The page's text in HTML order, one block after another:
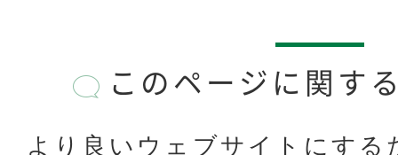
このページに関す
より良いウェブサイトにする